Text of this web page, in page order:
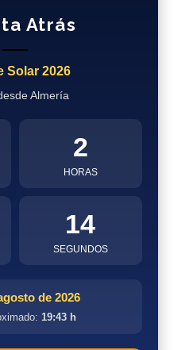
Atrás
Solar 2026
Almería
2
HORAS
13
SEGUNDOS
de 2026
19:43 h